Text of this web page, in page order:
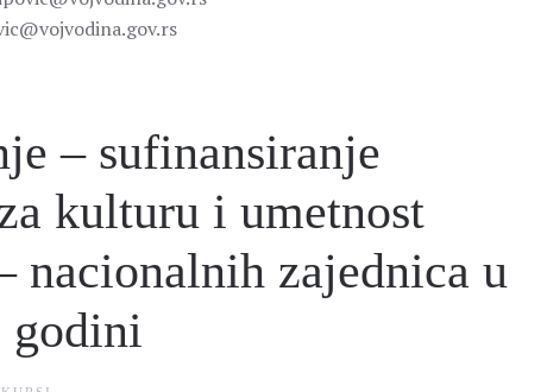
– sufinansiranje
kulturu i umetnost
nacionalnih zajednica u
godini